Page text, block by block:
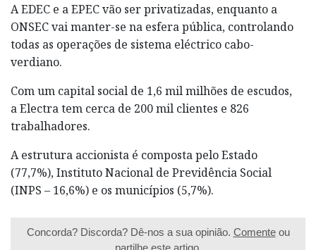
A EDEC e a EPEC vão ser privatizadas, enquanto a
ONSEC vai manter-se na esfera pública, controlando
todas as operações de sistema eléctrico cabo-
verdiano.
Com um capital social de 1,6 mil milhões de escudos,
a Electra tem cerca de 200 mil clientes e 826
trabalhadores.
A estrutura accionista é composta pelo Estado
(77,7%), Instituto Nacional de Previdência Social
(INPS – 16,6%) e os municípios (5,7%).
Concorda? Discorda? Dê-nos a sua opinião. Comenteou
partilhe este artigo.